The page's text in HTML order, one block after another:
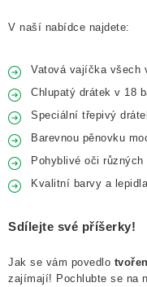
V naší nabídce najdete:
Vatová vajíčka všech
Chlupatý drátek v 18
Speciální třepivý
Barevnou pěnovku
Pohyblivé oči
Kvalitní barvy a lepidla
Sdílejte své příšerky!
Jak se vám povedlo
zajímají! Pochlubte se na